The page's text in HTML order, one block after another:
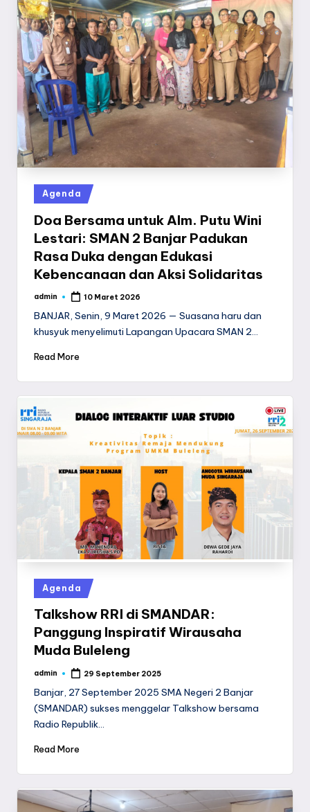
a
y
a
Posted
in
Agenda
Doa Bersama untuk Alm. Putu Wini
Lestari: SMAN 2 Banjar Padukan
Rasa Duka dengan Edukasi
Kebencanaan dan Aksi Solidaritas
Posted
admin 10 Maret 2026
BANJAR, Senin, 9 Maret 2026 — Suasana haru dan
khusyuk menyelimuti Lapangan Upacara SMAN 2…
Read More
Posted
in
Agenda
Talkshow RRI di SMANDAR:
Panggung Inspiratif Wirausaha
Muda Buleleng
Posted
admin 29 September 2025
Banjar, 27 September 2025 SMA Negeri 2 Banjar
(SMANDAR) sukses menggelar Talkshow bersama
Radio Republik…
Read More